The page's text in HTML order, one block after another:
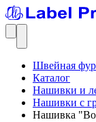
Швейная
Каталог
Нашивки и
Нашивки с
Нашивка